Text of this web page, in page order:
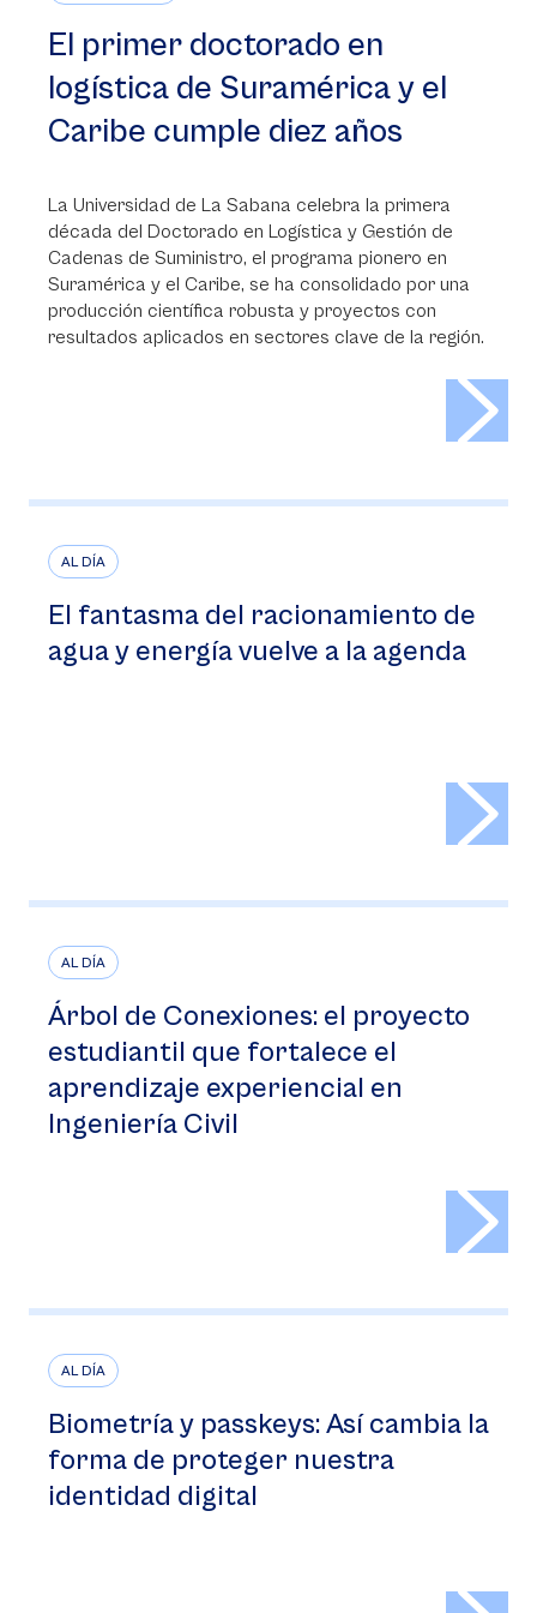
El primer doctorado en
logística de Suramérica y el
Caribe cumple diez años
La Universidad de La Sabana celebra la primera
década del Doctorado en Logística y Gestión de
Cadenas de Suministro, el programa pionero en
Suramérica y el Caribe, se ha consolidado por una
producción científica robusta y proyectos con
resultados aplicados en sectores clave de la región.
AL DÍA
El fantasma del racionamiento de
agua y energía vuelve a la agenda
AL DÍA
Árbol de Conexiones: el proyecto
estudiantil que fortalece el
aprendizaje experiencial en
Ingeniería Civil
AL DÍA
Biometría y passkeys: Así cambia la
forma de proteger nuestra
identidad digital